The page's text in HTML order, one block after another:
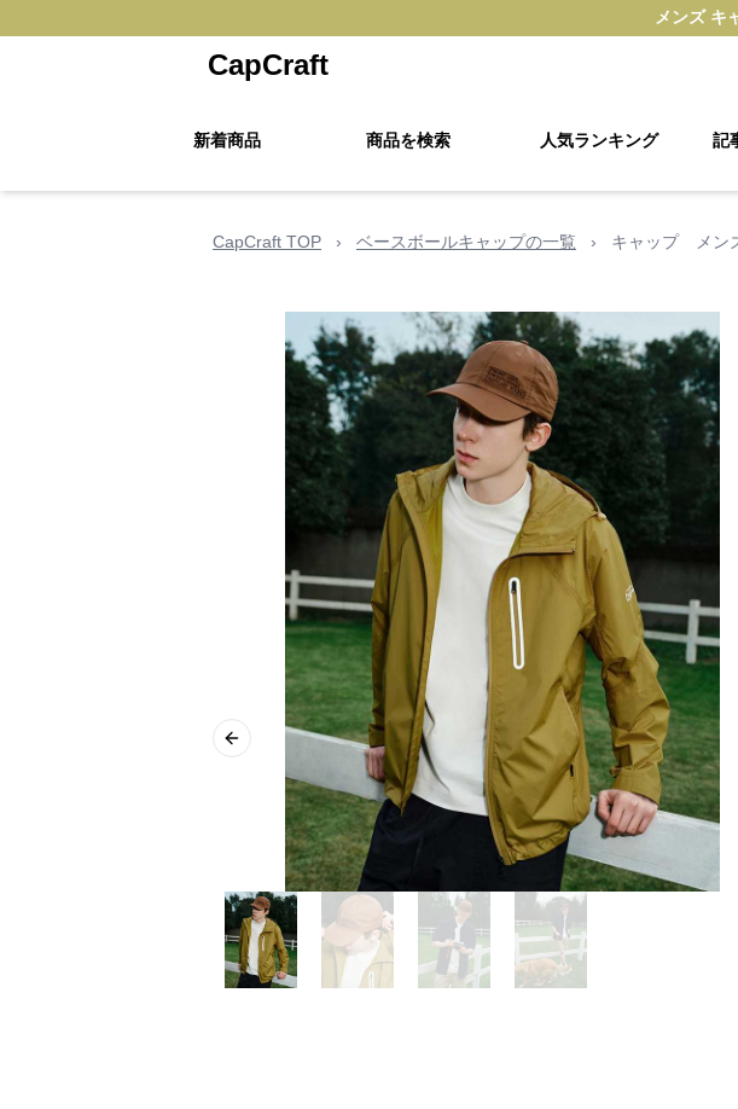
メンズ キ
CapCraft
新着商品 商品を検索 人気ランキング 記
CapCraft TOP › ベースボールキャップの一覧 › キャップ メン
Previous slide